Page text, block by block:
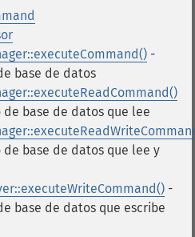
-
base de datos
base de datos que lee
base de datos que lee y
-
base de datos que escribe